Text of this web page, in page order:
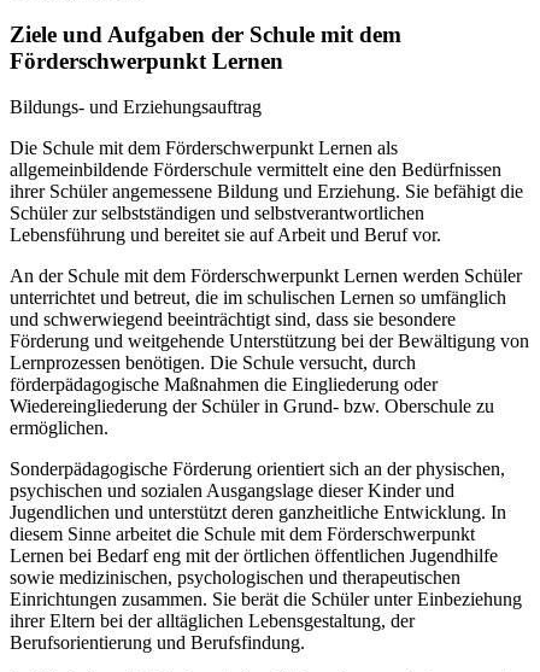
Ziele und Aufgaben der Schule mit dem
Förderschwerpunkt Lernen
Bildungs- und Erziehungsauftrag
Die Schule mit dem Förderschwerpunkt Lernen als
allgemeinbildende Förderschule vermittelt eine den Bedürfnissen
ihrer Schüler angemessene Bildung und Erziehung. Sie befähigt die
Schüler zur selbstständigen und selbstverantwortlichen
Lebensführung und bereitet sie auf Arbeit und Beruf vor.
An der Schule mit dem Förderschwerpunkt Lernen werden Schüler
unterrichtet und betreut, die im schulischen Lernen so umfänglich
und schwerwiegend beeinträchtigt sind, dass sie besondere
Förderung und weitgehende Unterstützung bei der Bewältigung von
Lernprozessen benötigen. Die Schule versucht, durch
förderpädagogische Maßnahmen die Eingliederung oder
Wiedereingliederung der Schüler in Grund- bzw. Oberschule zu
ermöglichen.
Sonderpädagogische Förderung orientiert sich an der physischen,
psychischen und sozialen Ausgangslage dieser Kinder und
Jugendlichen und unterstützt deren ganzheitliche Entwicklung. In
diesem Sinne arbeitet die Schule mit dem Förderschwerpunkt
Lernen bei Bedarf eng mit der örtlichen öffentlichen Jugendhilfe
sowie medizinischen, psychologischen und therapeutischen
Einrichtungen zusammen. Sie berät die Schüler unter Einbeziehung
ihrer Eltern bei der alltäglichen Lebensgestaltung, der
Berufsorientierung und Berufsfindung.